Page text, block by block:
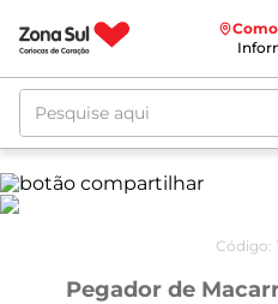
Pesquise aqui
Código:
Pegador de